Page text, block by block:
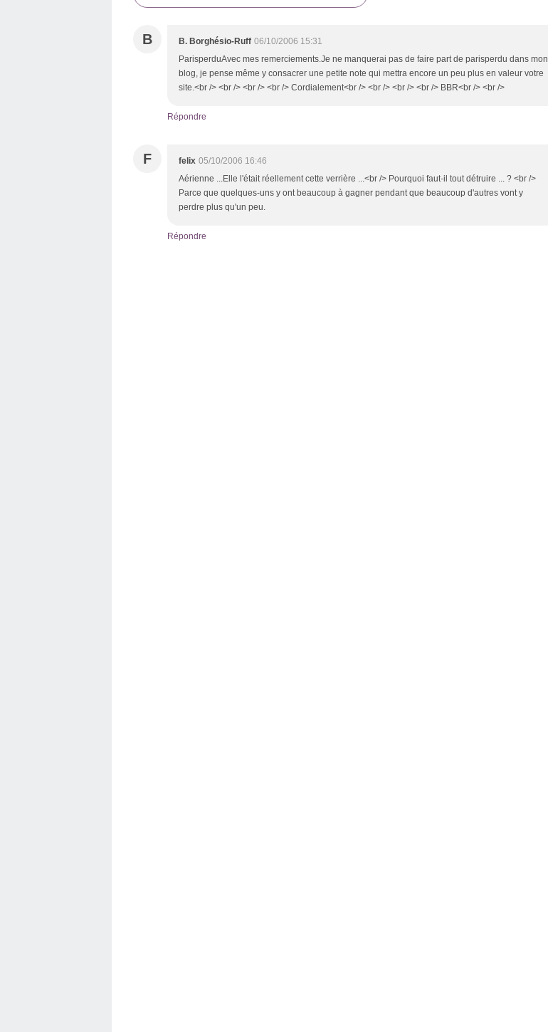
B B. Borghésio-Ruff 06/10/2006 15:31
ParisperduAvec mes remerciements.Je ne manquerai pas de faire part de parisperdu dans mon
blog, je pense même y consacrer une petite note qui mettra encore un peu plus en valeur votre
site.<br /> <br /> <br /> <br /> Cordialement<br /> <br /> <br /> <br /> BBR<br /> <br />
Répondre
F felix 05/10/2006 16:46
Aérienne ...Elle l'était réellement cette verrière ...<br /> Pourquoi faut-il tout détruire ... ? <br />
Parce que quelques-uns y ont beaucoup à gagner pendant que beaucoup d'autres vont y
perdre plus qu'un peu.
Répondre